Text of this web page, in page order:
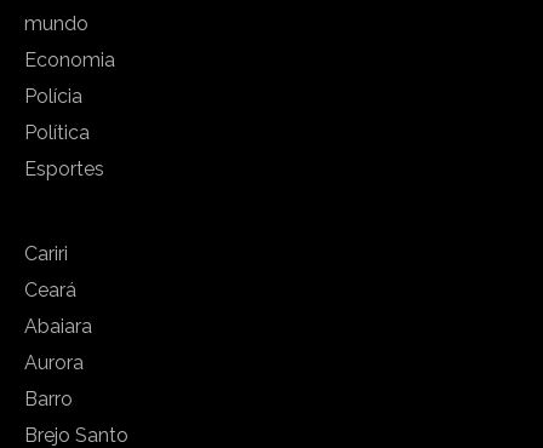
mundo
Economia
Polícia
Política
Esportes
Cariri
Ceará
Abaiara
Aurora
Barro
Brejo Santo